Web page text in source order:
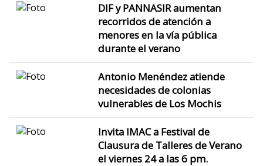
DIF y PANNASIR aumentan
recorridos de atención a
menores en la vía pública
durante el verano
Antonio Menéndez atiende
necesidades de colonias
vulnerables de Los Mochis
Invita IMAC a Festival de
Clausura de Talleres de Verano
el viernes 24 a las 6 pm.